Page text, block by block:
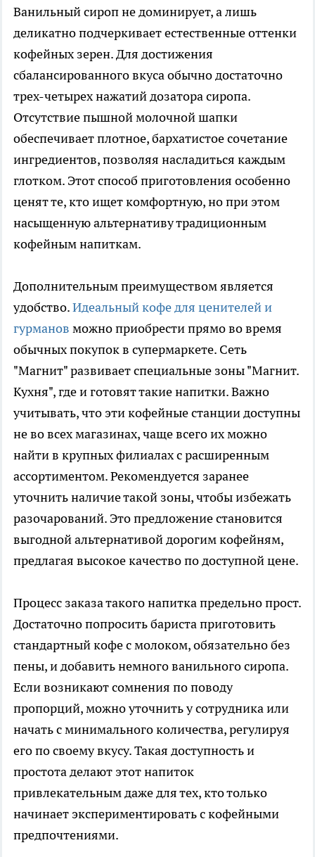
Ванильный сироп не доминирует, а лишь
деликатно подчеркивает естественные оттенки
кофейных зерен. Для достижения
сбалансированного вкуса обычно достаточно
трех-четырех нажатий дозатора сиропа.
Отсутствие пышной молочной шапки
обеспечивает плотное, бархатистое сочетание
ингредиентов, позволяя насладиться каждым
глотком. Этот способ приготовления особенно
ценят те, кто ищет комфортную, но при этом
насыщенную альтернативу традиционным
кофейным напиткам.
Дополнительным преимуществом является
удобство.Идеальный кофе для ценителей и
гурманов можно приобрести прямо во время
обычных покупок в супермаркете. Сеть
"Магнит" развивает специальные зоны "Магнит.
Кухня", где и готовят такие напитки. Важно
учитывать, что эти кофейные станции доступны
не во всех магазинах, чаще всего их можно
найти в крупных филиалах с расширенным
ассортиментом. Рекомендуется заранее
уточнить наличие такой зоны, чтобы избежать
разочарований. Это предложение становится
выгодной альтернативой дорогим кофейням,
предлагая высокое качество по доступной цене.
Процесс заказа такого напитка предельно прост.
Достаточно попросить бариста приготовить
стандартный кофе с молоком, обязательно без
пены, и добавить немного ванильного сиропа.
Если возникают сомнения по поводу
пропорций, можно уточнить у сотрудника или
начать с минимального количества, регулируя
его по своему вкусу. Такая доступность и
простота делают этот напиток
привлекательным даже для тех, кто только
начинает экспериментировать с кофейными
предпочтениями.